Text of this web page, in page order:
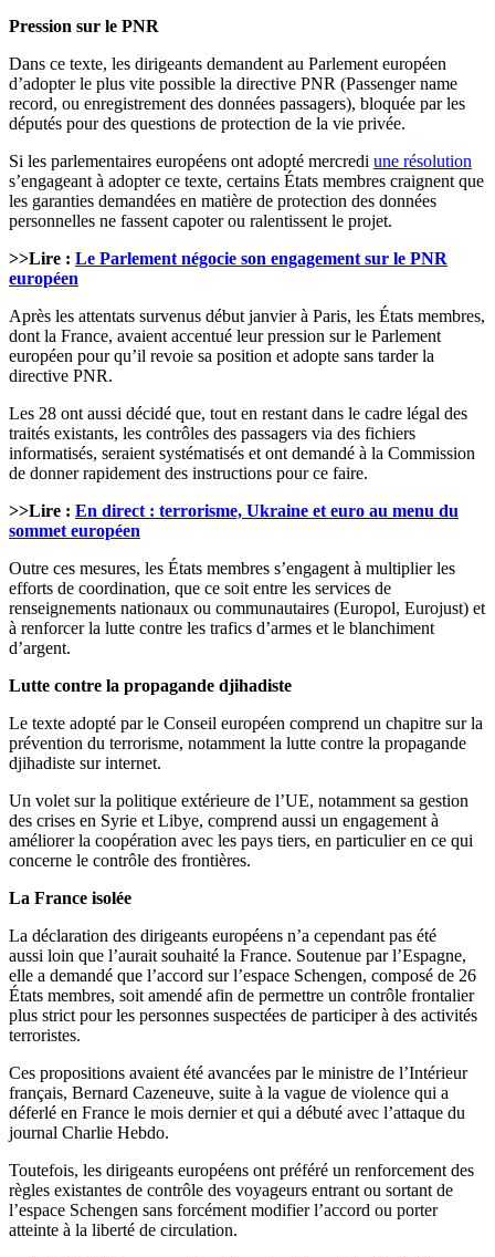
Pression sur le PNR
Dans ce texte, les dirigeants demandent au Parlement européen
d’adopter le plus vite possible la directive PNR (Passenger name
record, ou enregistrement des données passagers), bloquée par les
députés pour des questions de protection de la vie privée.
Si les parlementaires européens ont adopté mercredi une résolution
s’engageant à adopter ce texte, certains États membres craignent que
les garanties demandées en matière de protection des données
personnelles ne fassent capoter ou ralentissent le projet.
>>Lire : Le Parlement négocie son engagement sur le PNR
européen
Après les attentats survenus début janvier à Paris, les États membres,
dont la France, avaient accentué leur pression sur le Parlement
européen pour qu’il revoie sa position et adopte sans tarder la
directive PNR.
Les 28 ont aussi décidé que, tout en restant dans le cadre légal des
traités existants, les contrôles des passagers via des fichiers
informatisés, seraient systématisés et ont demandé à la Commission
de donner rapidement des instructions pour ce faire.
>>Lire : En direct : terrorisme, Ukraine et euro au menu du
sommet européen
Outre ces mesures, les États membres s’engagent à multiplier les
efforts de coordination, que ce soit entre les services de
renseignements nationaux ou communautaires (Europol, Eurojust) et
à renforcer la lutte contre les trafics d’armes et le blanchiment
d’argent.
Lutte contre la propagande djihadiste
Le texte adopté par le Conseil européen comprend un chapitre sur la
prévention du terrorisme, notamment la lutte contre la propagande
djihadiste sur internet.
Un volet sur la politique extérieure de l’UE, notamment sa gestion
des crises en Syrie et Libye, comprend aussi un engagement à
améliorer la coopération avec les pays tiers, en particulier en ce qui
concerne le contrôle des frontières.
La France isolée
La déclaration des dirigeants européens n’a cependant pas été
aussi loin que l’aurait souhaité la France. Soutenue par l’Espagne,
elle a demandé que l’accord sur l’espace Schengen, composé de 26
États membres, soit amendé afin de permettre un contrôle frontalier
plus strict pour les personnes suspectées de participer à des activités
terroristes.
Ces propositions avaient été avancées par le ministre de l’Intérieur
français, Bernard Cazeneuve, suite à la vague de violence qui a
déferlé en France le mois dernier et qui a débuté avec l’attaque du
journal Charlie Hebdo.
Toutefois, les dirigeants européens ont préféré un renforcement des
règles existantes de contrôle des voyageurs entrant ou sortant de
l’espace Schengen sans forcément modifier l’accord ou porter
atteinte à la liberté de circulation.